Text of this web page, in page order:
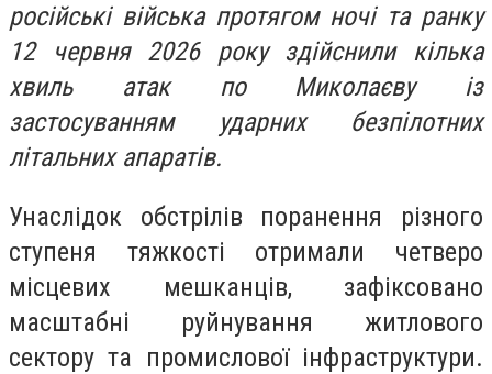
російські війська протягом ночі та ранку
12 червня 2026 року здійснили кілька
хвиль атак по Миколаєву із
застосуванням ударних безпілотних
літальних апаратів.
Унаслідок обстрілів поранення різного
ступеня тяжкості отримали четверо
місцевих мешканців, зафіксовано
масштабні руйнування житлового
сектору та промислової інфраструктури.